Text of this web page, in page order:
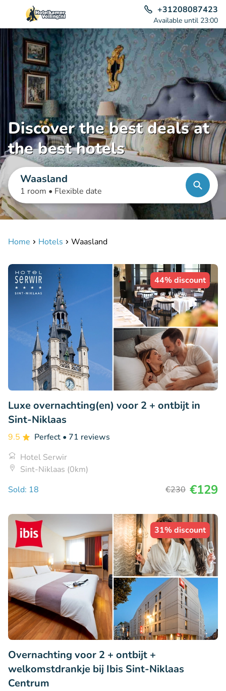
+31208087423
Available until 23:00
Discover the best deals at
the best hotels
Waasland
1 room • Flexible date
Home Hotels Waasland
44% discount
Luxe overnachting(en) voor 2 + ontbijt in
Sint-Niklaas
9.5 Perfect • 71 reviews
Hotel Serwir
Sint-Niklaas (0km)
Sold: 18
€230 €129
31% discount
Overnachting voor 2 + ontbijt +
welkomstdrankje bij Ibis Sint-Niklaas
Centrum